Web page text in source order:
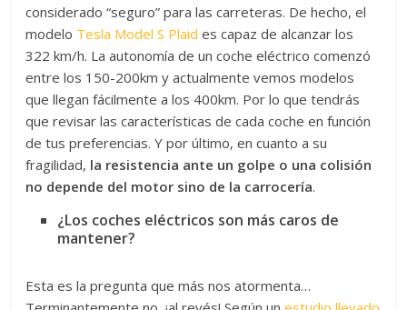
considerado “seguro” para las carreteras. De hecho, el
modelo Tesla Model S Plaid es capaz de alcanzar los
322 km/h. La autonomía de un coche eléctrico comenzó
entre los 150-200km y actualmente vemos modelos
que llegan fácilmente a los 400km. Por lo que tendrás
que revisar las características de cada coche en función
de tus preferencias. Y por último, en cuanto a su
fragilidad, la resistencia ante un golpe o una colisión
no depende del motor sino de la carrocería.
¿Los coches eléctricos son más caros de
mantener?
Esta es la pregunta que más nos atormenta…